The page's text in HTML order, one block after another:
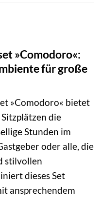
»Comodoro«:
für große
»Comodoro« bietet
die
Stunden im
oder alle, die
stilvollen
dieses Set
ansprechendem